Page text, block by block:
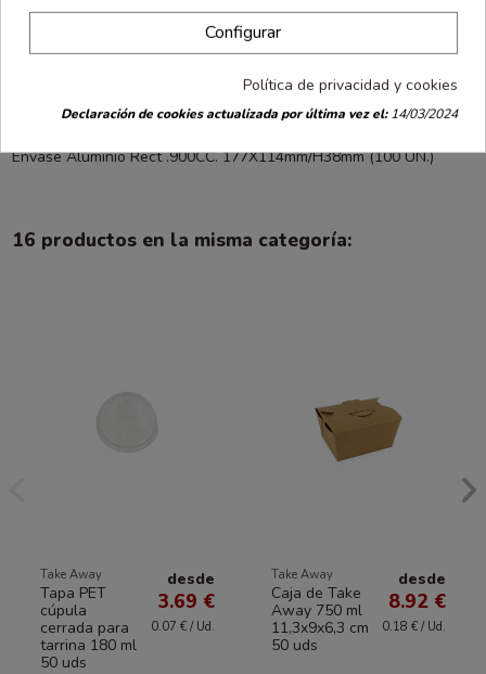
Descripción
Detalles de producto
Envase Aluminio Rect .900CC. 177X114mm/H38mm (100 UN.)
16 productos en la misma categoría:
Take Away
Tapa PET
cúpula
cerrada para
tarrina 180 ml
50 uds
desde
3.69 €
0.07 € / Ud.
Take Away
Caja de Take
Away 750 ml
11,3x9x6,3 cm
50 uds
desde
8.92 €
0.18 € / Ud.
Configurar
Política de privacidad y cookies
Declaración de cookies actualizada por última vez el:14/03/2024